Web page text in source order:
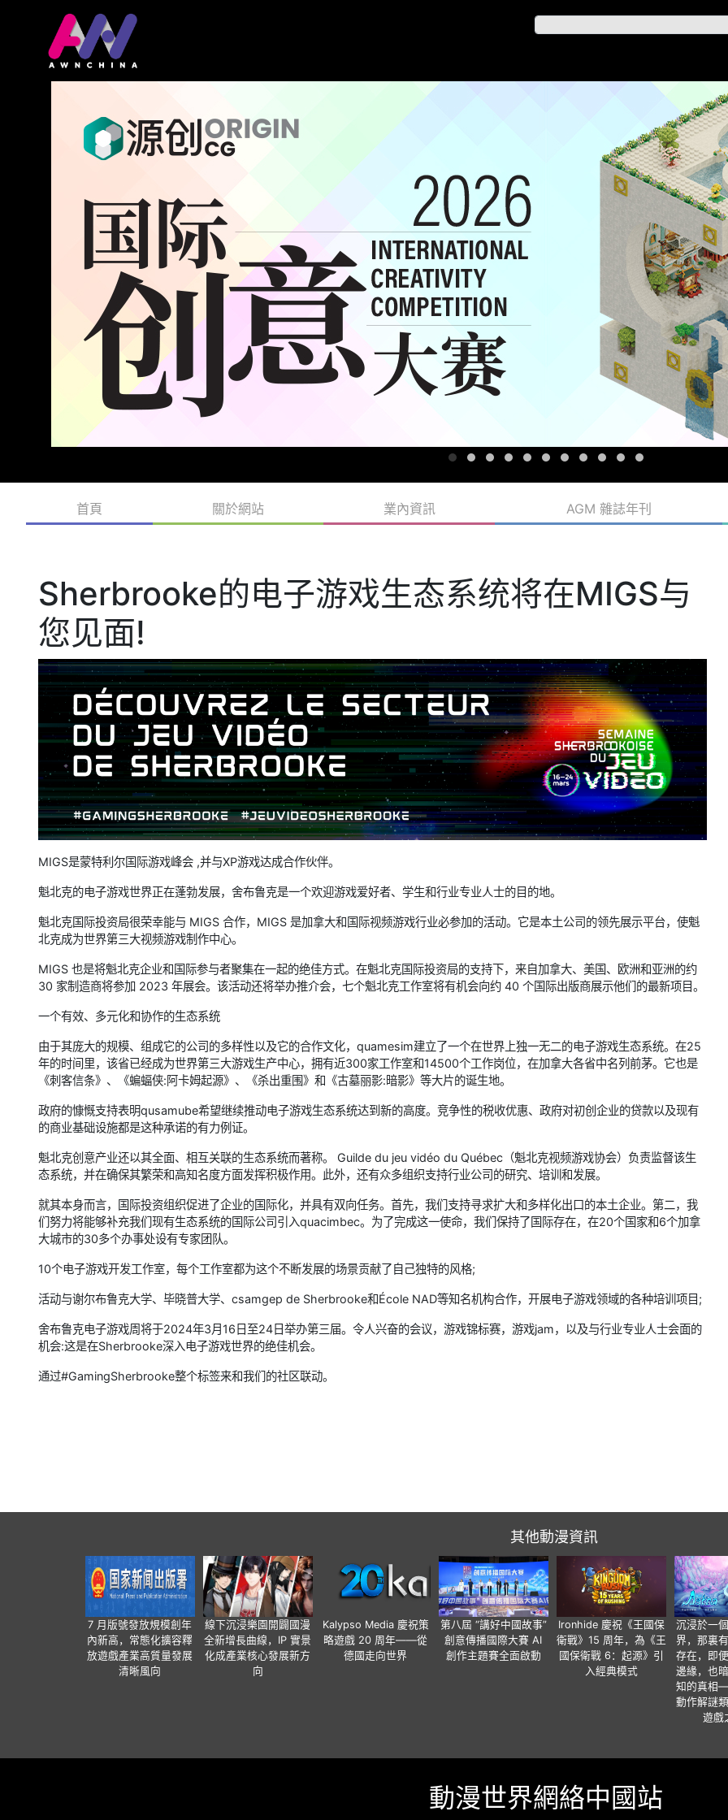
首頁 關於網站 業內資訊 AGM 雜誌年刊
Sherbrooke的电子游戏生态系统将在MIGS与
您见面!
MIGS是蒙特利尔国际游戏峰会 ,并与XP游戏达成合作伙伴。
魁北克的电子游戏世界正在蓬勃发展，舍布鲁克是一个欢迎游戏爱好者、学生和行业专业人士的目的地。
魁北克国际投资局很荣幸能与 MIGS 合作，MIGS 是加拿大和国际视频游戏行业必参加的活动。它是本土公司的领先展示平台，使魁
北克成为世界第三大视频游戏制作中心。
MIGS 也是将魁北克企业和国际参与者聚集在一起的绝佳方式。在魁北克国际投资局的支持下，来自加拿大、美国、欧洲和亚洲的约
30 家制造商将参加 2023 年展会。该活动还将举办推介会，七个魁北克工作室将有机会向约 40 个国际出版商展示他们的最新项目。
一个有效、多元化和协作的生态系统
由于其庞大的规模、组成它的公司的多样性以及它的合作文化，quamesim建立了一个在世界上独一无二的电子游戏生态系统。在25
年的时间里，该省已经成为世界第三大游戏生产中心，拥有近300家工作室和14500个工作岗位，在加拿大各省中名列前茅。它也是
《刺客信条》、《蝙蝠侠:阿卡姆起源》、《杀出重围》和《古墓丽影:暗影》等大片的诞生地。
政府的慷慨支持表明qusamube希望继续推动电子游戏生态系统达到新的高度。竞争性的税收优惠、政府对初创企业的贷款以及现有
的商业基础设施都是这种承诺的有力例证。
魁北克创意产业还以其全面、相互关联的生态系统而著称。 Guilde du jeu vidéo du Québec（魁北克视频游戏协会）负责监督该生
态系统，并在确保其繁荣和高知名度方面发挥积极作用。此外，还有众多组织支持行业公司的研究、培训和发展。
就其本身而言，国际投资组织促进了企业的国际化，并具有双向任务。首先，我们支持寻求扩大和多样化出口的本土企业。第二，我
们努力将能够补充我们现有生态系统的国际公司引入quacimbec。为了完成这一使命，我们保持了国际存在，在20个国家和6个加拿
大城市的30多个办事处设有专家团队。
10个电子游戏开发工作室，每个工作室都为这个不断发展的场景贡献了自己独特的风格;
活动与谢尔布鲁克大学、毕晓普大学、csamgep de Sherbrooke和École NAD等知名机构合作，开展电子游戏领域的各种培训项目;
舍布鲁克电子游戏周将于2024年3月16日至24日举办第三届。令人兴奋的会议，游戏锦标赛，游戏jam，以及与行业专业人士会面的
机会:这是在Sherbrooke深入电子游戏世界的绝佳机会。
通过#GamingSherbrooke整个标签来和我们的社区联动。
其他動漫資訊
7 月版號發放規模創年
內新高，常態化擴容釋
放遊戲產業高質量發展
清晰風向
線下沉浸樂園開闢國漫
全新增長曲線，IP 實景
化成產業核心發展新方
向
Kalypso Media 慶祝策
略遊戲 20 周年——從
德國走向世界
第八屆 “講好中國故事”
創意傳播國際大賽 AI
創作主題賽全面啟動
Ironhide 慶祝《王國保
衛戰》15 周年，為《王
國保衛戰 6：起源》引
入經典模式
沉浸於一
界，那裏
存在，即
邊緣，也
知的真相
動作解謎
遊戲
動漫世界網絡中國站